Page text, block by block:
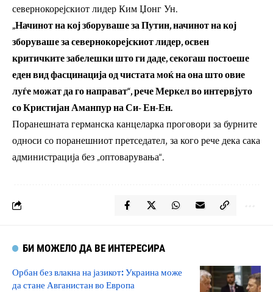
севернокорејскиот лидер Ким Џонг Ун.
„Начинот на кој зборуваше за Путин, начинот на кој
зборуваше за севернокорејскиот лидер, освен
критичките забелешки што ги даде, секогаш постоеше
еден вид фасцинација од чистата моќ на она што овие
луѓе можат да го направат“, рече Меркел во интервјуто
со Кристијан Аманпур на Си- Ен-Ен.
Поранешната германска канцеларка проговори за бурните
односи со поранешниот претседател, за кого рече дека сака
администрација без „оптоварувања“.
БИ МОЖЕЛО ДА ВЕ ИНТЕРЕСИРА
Орбан без влакна на јазикот: Украина може
да стане Авганистан во Европа